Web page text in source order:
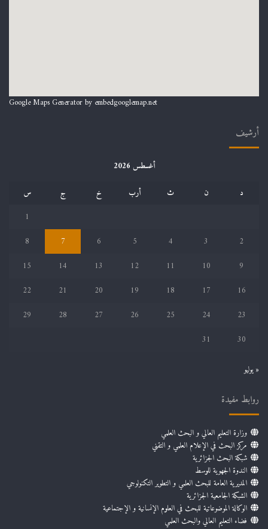
Google Maps Generator by embedgooglemap.net
أرشيف
أغسطس 2026
د
ن ث أرب خ ج
س
1
2
3
4
5
6
7
8
9
10
11
12
13
14
15
16
17
18
19
20
21
22
23
24
25
26
27
28
29
30
31
« يوليو
روابط مفيدة
وزارة التعليم العالي و البحث العلمي
مركز البحث في الإعلام العلمي و التقني
شبكة البحث الجزائرية
الندوة الجهوية للوسط
المديرية العامة للبحث العلمي و التطوير التكنولوجي
الشبكة الجامعية الجزائرية
الوكالة الموضوعاتية للبحث في العلوم الإنسانية و الإجتماعية
فضاء التعليم العالي والبحث العلمي